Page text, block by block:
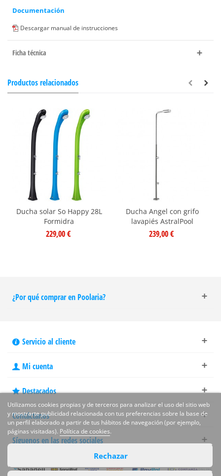
Documentación
Descargar manual de instrucciones
Ficha técnica
Productos relacionados
Ducha solar So Happy 28L
Formidra
229,00 €
Ducha Angel con grifo
lavapiés AstralPool
239,00 €
¿Por qué comprar en Poolaria?
Servicio al cliente
Mi cuenta
Destacados
Contáctanos
Síguenos en las redes sociales
Utilizamos cookies propias y de terceros para analizar el uso del sitio web
y mostrarte publicidad relacionada con tus preferencias sobre la base de
un perfil elaborado a partir de tus hábitos de navegación (por ejemplo,
páginas visitadas). Política de cookies.
Rechazar